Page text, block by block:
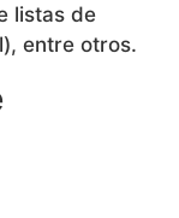
listas de
), entre otros.